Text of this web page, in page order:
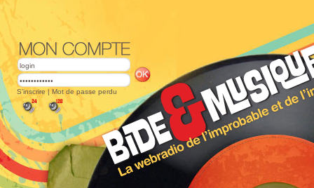
S'inscrire | Mot de passe perdu